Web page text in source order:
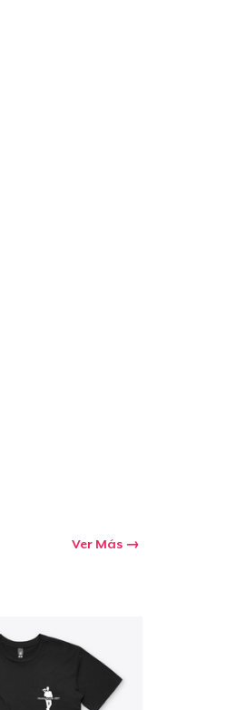
Ver Más